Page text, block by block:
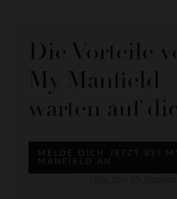
Die Vorteile
My Manfield
warten auf
MELDE DICH JETZT BEI
MANFIELD AN